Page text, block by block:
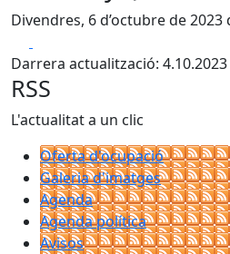
Divendres, 6 d’octubre de 2023
Darrera actualització:
RSS
L'actualitat a un clic
Oferta d'ocupació
Galeria d'imatges
Agenda
Agenda política
Avisos